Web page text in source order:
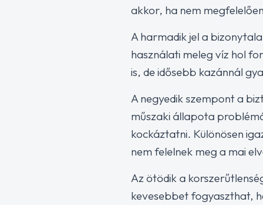
akkor, ha nem
A harmadik jel a
használati meleg víz hol
is, de idősebb kazánnál
A negyedik szempont a
műszaki állapota
kockáztatni. Különösen
nem felelnek meg a mai
Az ötödik a
kevesebbet fogyaszthat,